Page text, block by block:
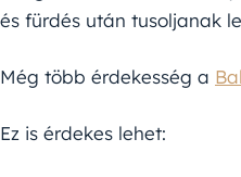
és fürdés után tusoljanak
Még több érdekesség a
Ez is érdekes lehet: